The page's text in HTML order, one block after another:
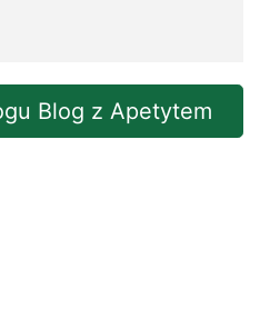
Blog z Apetytem